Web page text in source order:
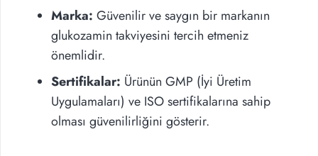
Marka: Güvenilir ve saygın bir markanın
glukozamin takviyesini tercih etmeniz
önemlidir.
Sertifikalar: Ürünün GMP (İyi Üretim
Uygulamaları) ve ISO sertifikalarına sahip
olması güvenilirliğini gösterir.